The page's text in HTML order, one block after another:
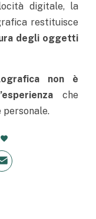
digitale, la
restituisce
degli oggetti
non è
che
personale.
Email